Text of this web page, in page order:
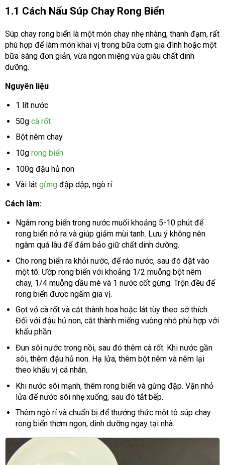
1.1 Cách Nấu Súp Chay Rong Biển
Súp chay rong biển là một món chay nhẹ nhàng, thanh đạm, rất
phù hợp để làm món khai vị trong bữa cơm gia đình hoặc một
bữa sáng đơn giản, vừa ngon miệng vừa giàu chất dinh
dưỡng.
Nguyên liệu
1 lít nước
50g cà rốt
Bột nêm chay
10g rong biển
100g đậu hủ non
Vài lát gừng đập dập, ngò rí
Cách làm:
Ngâm rong biển trong nước muối khoảng 5-10 phút để
rong biển nở ra và giúp giảm mùi tanh. Lưu ý không nên
ngâm quá lâu để đảm bảo giữ chất dinh dưỡng.
Cho rong biển ra khỏi nước, để ráo nước, sau đó đặt vào
một tô. Ướp rong biển với khoảng 1/2 muỗng bột nêm
chay, 1/4 muỗng dầu mè và 1 nước cốt gừng. Trộn đều để
rong biển được ngấm gia vị.
Gọt vỏ cà rốt và cắt thành hoa hoặc lát tùy theo sở thích.
Đối với đậu hủ non, cắt thành miếng vuông nhỏ phù hợp với
khẩu phần.
Đun sôi nước trong nồi, sau đó thêm cà rốt. Khi nước gần
sôi, thêm đậu hủ non. Hạ lửa, thêm bột nêm và nêm lại
theo khẩu vị cá nhân.
Khi nước sôi mạnh, thêm rong biển và gừng đập. Vặn nhỏ
lửa để nước sôi nhẹ xuống, sau đó tắt bếp.
Thêm ngò rí và chuẩn bị để thưởng thức một tô súp chay
rong biển thơm ngon, dinh dưỡng ngay tại nhà.